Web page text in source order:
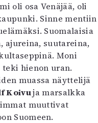
oli osa Venäjää, oli
Sinne mentiin
Suomalaisia
ajureina, suutareina,
Moni
hienon uran.
muassa näyttelijä
Koivuja marsalkka
muuttivat
Suomeen.